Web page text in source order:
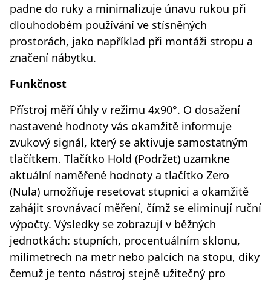
padne do ruky a minimalizuje únavu rukou při
dlouhodobém používání ve stísněných
prostorách, jako například při montáži stropu a
značení nábytku.
Funkčnost
Přístroj měří úhly v režimu 4x90°. O dosažení
nastavené hodnoty vás okamžitě informuje
zvukový signál, který se aktivuje samostatným
tlačítkem. Tlačítko Hold (Podržet) uzamkne
aktuální naměřené hodnoty a tlačítko Zero
(Nula) umožňuje resetovat stupnici a okamžitě
zahájit srovnávací měření, čímž se eliminují ruční
výpočty. Výsledky se zobrazují v běžných
jednotkách: stupních, procentuálním sklonu,
milimetrech na metr nebo palcích na stopu, díky
čemuž je tento nástroj stejně užitečný pro